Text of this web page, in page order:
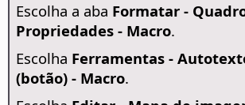
Escolha a aba Formatar -
Propriedades - Macro.
Escolha Ferramentas -
(botão) - Macro.